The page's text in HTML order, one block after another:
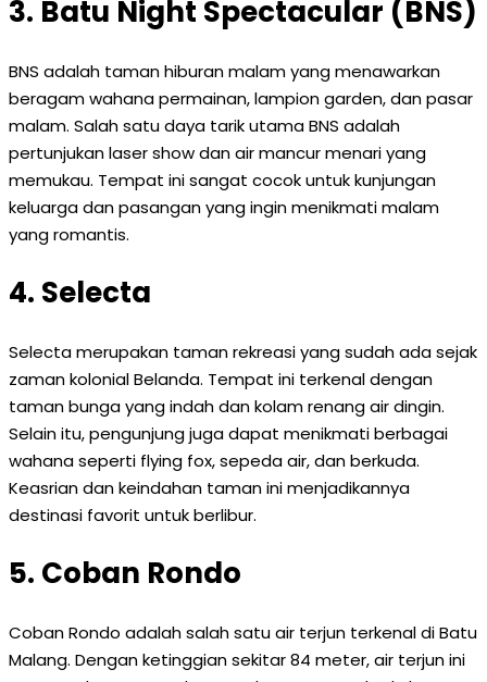
3. Batu Night Spectacular (BNS)
BNS adalah taman hiburan malam yang menawarkan
beragam wahana permainan, lampion garden, dan pasar
malam. Salah satu daya tarik utama BNS adalah
pertunjukan laser show dan air mancur menari yang
memukau. Tempat ini sangat cocok untuk kunjungan
keluarga dan pasangan yang ingin menikmati malam
yang romantis.
4. Selecta
Selecta merupakan taman rekreasi yang sudah ada sejak
zaman kolonial Belanda. Tempat ini terkenal dengan
taman bunga yang indah dan kolam renang air dingin.
Selain itu, pengunjung juga dapat menikmati berbagai
wahana seperti flying fox, sepeda air, dan berkuda.
Keasrian dan keindahan taman ini menjadikannya
destinasi favorit untuk berlibur.
5. Coban Rondo
Coban Rondo adalah salah satu air terjun terkenal di Batu
Malang. Dengan ketinggian sekitar 84 meter, air terjun ini